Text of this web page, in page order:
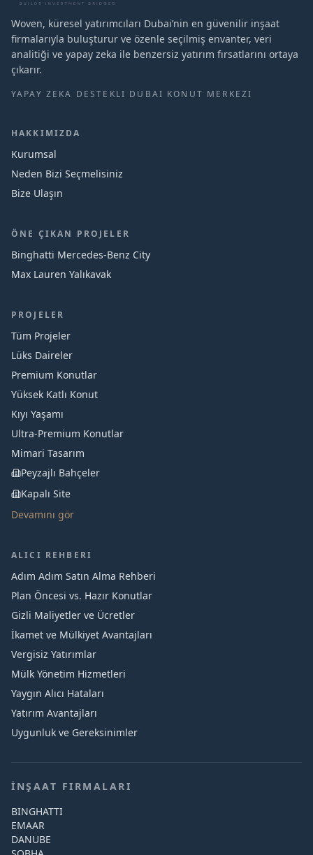
Woven, küresel yatırımcıları Dubai’nin en güvenilir inşaat
firmalarıyla buluşturur ve özenle seçilmiş envanter, veri
analitiği ve yapay zeka ile benzersiz yatırım fırsatlarını ortaya
çıkarır.
YAPAY ZEKA DESTEKLI DUBAI KONUT MERKEZI
HAKKIMIZDA
Kurumsal
Neden Bizi Seçmelisiniz
Bize Ulaşın
ÖNE ÇIKAN PROJELER
Binghatti Mercedes‑Benz City
Max Lauren Yalıkavak
PROJELER
Tüm Projeler
Lüks Daireler
Premium Konutlar
Yüksek Katlı Konut
Kıyı Yaşamı
Ultra-Premium Konutlar
Mimari Tasarım
Peyzajlı Bahçeler
Kapalı Site
Devamını gör
ALICI REHBERI
Adım Adım Satın Alma Rehberi
Plan Öncesi vs. Hazır Konutlar
Gizli Maliyetler ve Ücretler
İkamet ve Mülkiyet Avantajları
Vergisiz Yatırımlar
Mülk Yönetim Hizmetleri
Yaygın Alıcı Hataları
Yatırım Avantajları
Uygunluk ve Gereksinimler
İNŞAAT FIRMALARI
BINGHATTI
EMAAR
DANUBE